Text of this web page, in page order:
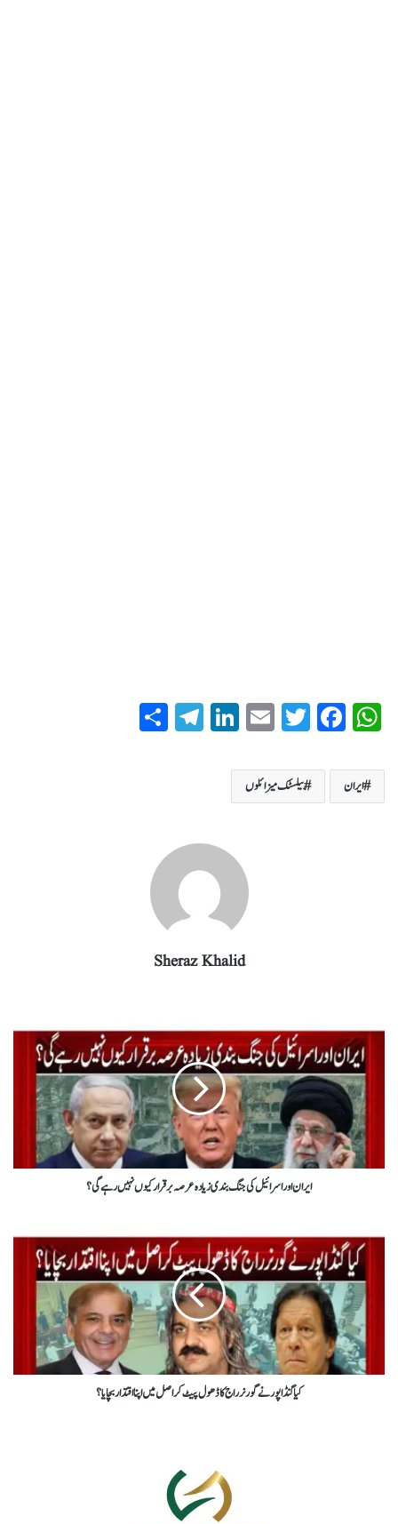
W
ha
ts
A
Fa
ce
bo
ok
T
wi
tte
r
E
m
ail
Li
nk
T
el
ایران بیلسٹک میزائلوں
Sheraz Khalid
ایران اور اسرائیل کی جنگ بندی زیادہ عرصہ برقرارکیوں نہیں رہےگی؟
کیاگنڈاپورنےگورنرراج کاڈھول پیٹ کراصل میں اپنا اقتداربچایا؟